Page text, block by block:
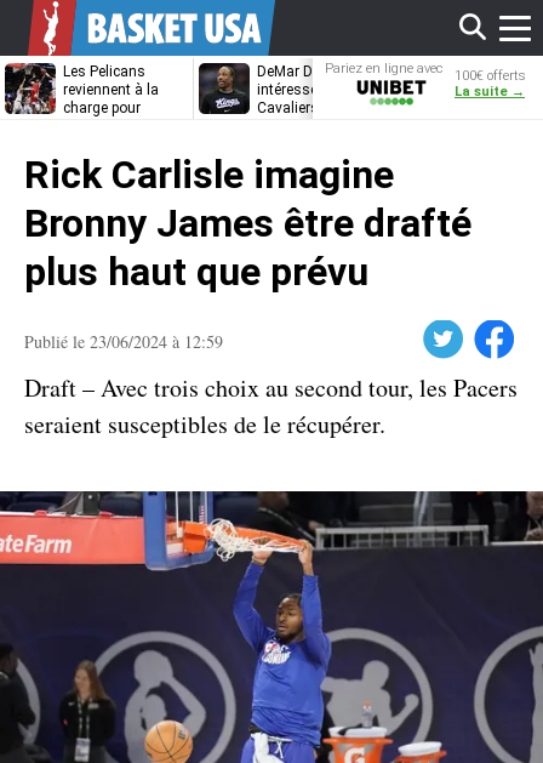
Les Pelicans
reviennent à la
charge pour
DeMar DeRozan
intéresse aussi les
Cavaliers et les
La piste
James
Pariez en ligne avec
Unibet
100€ offerts
La suite →
Rick Carlisle imagine
Bronny James être drafté
plus haut que prévu
Publié le 23/06/2024 à 12:59 Facebook
Draft – Avec trois choix au second tour, les Pacers
seraient susceptibles de le récupérer.